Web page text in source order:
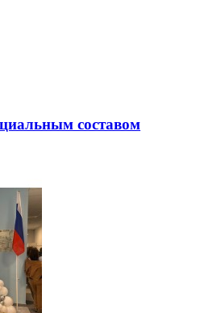
составом